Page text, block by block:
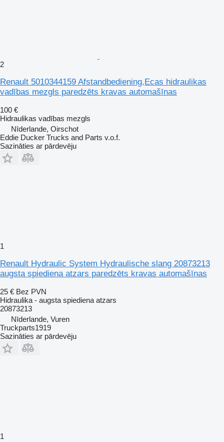
2
Renault 5010344159 Afstandbediening,Ecas hidraulikas
vadības mezgls paredzēts kravas automašīnas
100 €
Hidraulikas vadības mezgls
Nīderlande, Oirschot
Eddie Ducker Trucks and Parts v.o.f.
Sazināties ar pārdevēju
1
Renault Hydraulic System Hydraulische slang 20873213
augsta spiediena atzars paredzēts kravas automašīnas
25 € Bez PVN
Hidraulika - augsta spiediena atzars
20873213
Nīderlande, Vuren
Truckparts1919
Sazināties ar pārdevēju
1